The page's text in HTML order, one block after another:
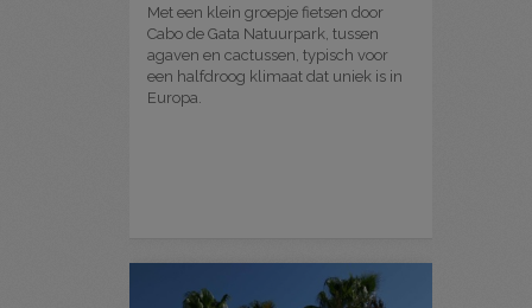
Met een klein groepje fietsen door
Cabo de Gata Natuurpark, tussen
agaven en cactussen, typisch voor
een halfdroog klimaat dat uniek is in
Europa.